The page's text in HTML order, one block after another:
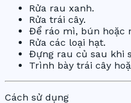
Rửa rau xanh.
Rửa trái cây.
Để ráo mì, bún hoặc
Rửa các loại hạt.
Đựng rau củ sau khi
Trình bày trái cây
Cách sử dụng